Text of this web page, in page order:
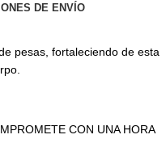
DE ENVÍO
pesas, fortaleciendo de esta
CON UNA HORA